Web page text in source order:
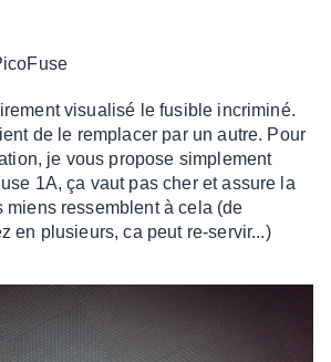
visualisé le fusible incriminé.
de le remplacer par un autre. Pour
je vous propose simplement
1A, ça vaut pas cher et assure la
miens ressemblent à cela (de
en plusieurs, ca peut re-servir...)